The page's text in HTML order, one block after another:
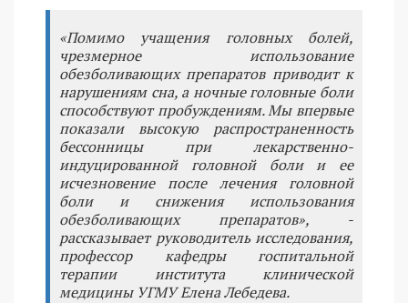
«Помимо учащения головных болей,
чрезмерное использование
обезболивающих препаратов приводит к
нарушениям сна, а ночные головные боли
способствуют пробуждениям. Мы впервые
показали высокую распространенность
бессонницы при лекарственно-
индуцированной головной боли и ее
исчезновение после лечения головной
боли и снижения использования
обезболивающих препаратов», -
рассказывает руководитель исследования,
профессор кафедры госпитальной
терапии института клинической
медицины УГМУ Елена Лебедева.